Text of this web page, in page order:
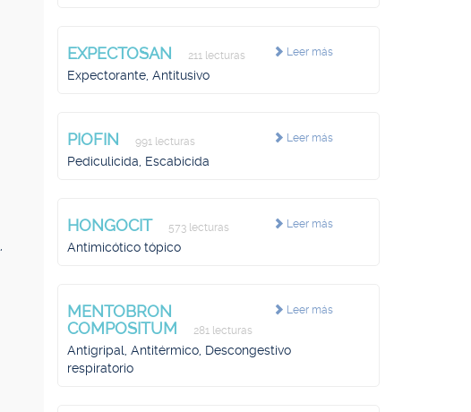
Leer más
EXPECTOSAN 211 lecturas
Expectorante, Antitusivo
Leer más
PIOFIN 991 lecturas
Pediculicida, Escabicida
Leer más
HONGOCIT 573 lecturas
Antimicótico tópico
Leer más
MENTOBRON
COMPOSITUM
281 lecturas
Antigripal, Antitérmico, Descongestivo
respiratorio